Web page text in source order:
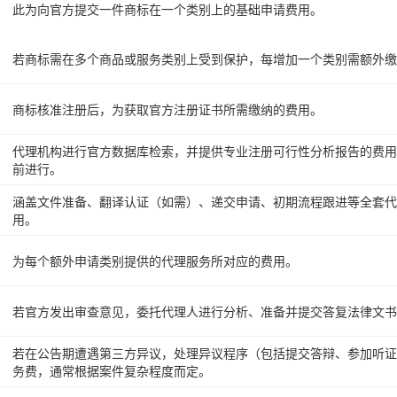
此为向官方提交一件商标在一个类别上的基础申请费用。
若商标需在多个商品或服务类别上受到保护，每增加一个类别需额外
商标核准注册后，为获取官方注册证书所需缴纳的费用。
代理机构进行官方数据库检索，并提供专业注册可行性分析报告的费
前进行。
涵盖文件准备、翻译认证（如需）、递交申请、初期流程跟进等全套
用。
为每个额外申请类别提供的代理服务所对应的费用。
若官方发出审查意见，委托代理人进行分析、准备并提交答复法律文
若在公告期遭遇第三方异议，处理异议程序（包括提交答辩、参加听
务费，通常根据案件复杂程度而定。